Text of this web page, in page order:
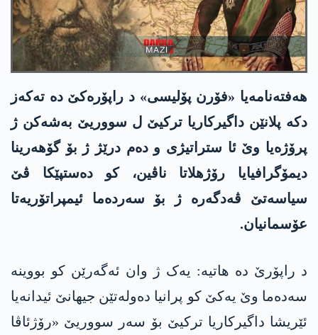
هەفتەنامەیا «فۆرن پۆلیسی» د راپۆرەکێ دە تەکەز
دکە پلانێن داگیرکاریا ترکیێ ل سووریێ بەشەکن ژ
پرۆژەیا وێ ئا ستراتیژی و دەم درێژ ژ بۆ گۆهەرینا
دیمۆگرافیایا رۆژهلاتا ناڤین، کو دەستپێکا ڤێ
سیاسەتێ ڤەدگەرە ژ بۆ سەردەما ئیمپراتۆریەتا
عۆسمانیان.
د راپۆرێ دە هاتیە: یەک ژ وان ئەگەرێن کو بووینە
سەدەما وێ یەکێ کو پرانیا دەولەتێن جیهانێ ئیدانەیا
ئێریشا داگیرکاریا ترکیێ بۆ سەر سووریێ «رۆژئاڤا